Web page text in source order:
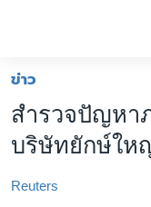
ต่อ
ข้าม
ไป
เนื้อหา
ข้าม
โลก
เอเชีย
สหรัฐฯ
ข่าว
สำรวจปัญหา
บริษัทยักษ์ให
Reuters